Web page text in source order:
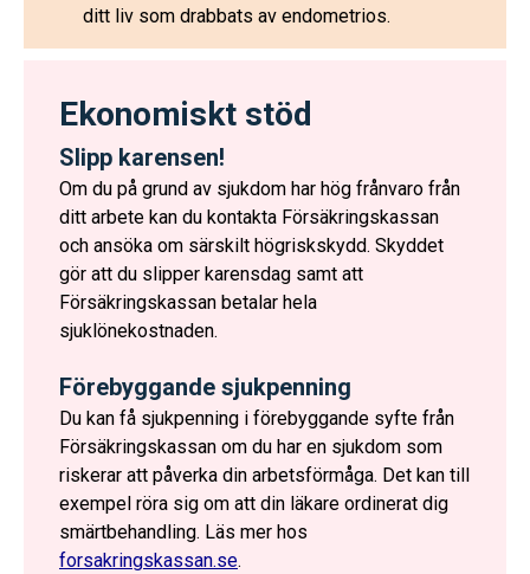
ditt liv som drabbats av endometrios.
Ekonomiskt stöd
Slipp karensen!
Om du på grund av sjukdom har hög frånvaro från
ditt arbete kan du kontakta Försäkringskassan
och ansöka om särskilt högriskskydd. Skyddet
gör att du slipper karensdag samt att
Försäkringskassan betalar hela
sjuklönekostnaden.
Förebyggande sjukpenning
Du kan få sjukpenning i förebyggande syfte från
Försäkringskassan om du har en sjukdom som
riskerar att påverka din arbetsförmåga. Det kan till
exempel röra sig om att din läkare ordinerat dig
smärtbehandling. Läs mer hos
forsakringskassan.se.